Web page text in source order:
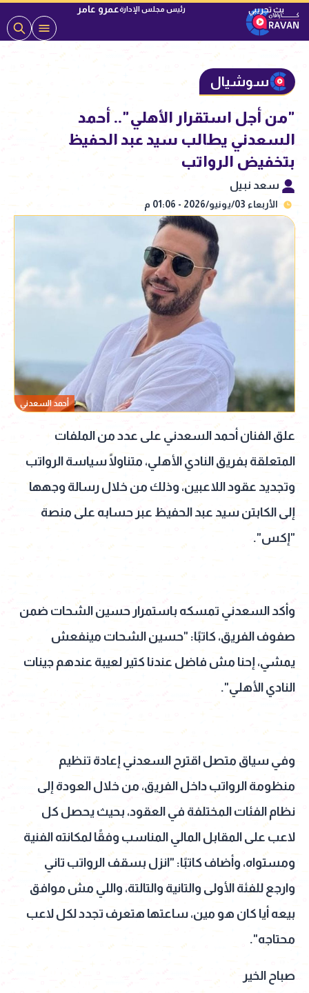
رئيس مجلس الإدارةعمرو عامر
سوشيال
"من أجل استقرار الأهلي".. أحمد
السعدني يطالب سيد عبد الحفيظ
بتخفيض الرواتب
سعد نبيل
الأربعاء 03/يونيو/2026 - 01:06 م
أحمد السعدني
علق الفنان أحمد السعدني على عدد من الملفات
المتعلقة بفريق النادي الأهلي، متناولًا سياسة الرواتب
وتجديد عقود اللاعبين، وذلك من خلال رسالة وجهها
إلى الكابتن سيد عبد الحفيظ عبر حسابه على منصة
"إكس".
وأكد السعدني تمسكه باستمرار حسين الشحات ضمن
صفوف الفريق، كاتبًا: "حسين الشحات مينفعش
يمشي، إحنا مش فاضل عندنا كتير لعيبة عندهم جينات
النادي الأهلي".
وفي سياق متصل اقترح السعدني إعادة تنظيم
منظومة الرواتب داخل الفريق، من خلال العودة إلى
نظام الفئات المختلفة في العقود، بحيث يحصل كل
لاعب على المقابل المالي المناسب وفقًا لمكانته الفنية
ومستواه، وأضاف كاتبًا: "انزل بسقف الرواتب تاني
وارجع للفئة الأولى والتانية والتالتة، واللي مش موافق
بيعه أيا كان هو مين، ساعتها هتعرف تجدد لكل لاعب
محتاجه".
صباح الخير